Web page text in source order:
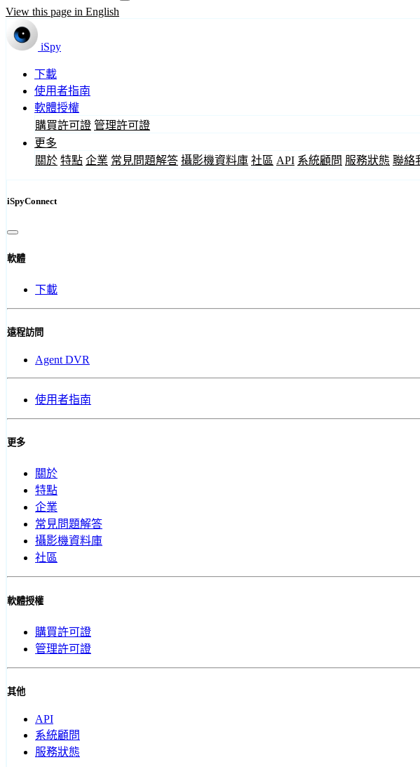
View this page in English
iSpy
下載
使用者指南
軟體授權
購買許可證 管理許可證
更多
關於 特點 企業 常見問題解答 攝影機資料庫 社區 API 系統顧問 服務狀態 聯絡
iSpyConnect
軟體
下載
遠程訪問
Agent DVR
使用者指南
更多
關於
特點
企業
常見問題解答
攝影機資料庫
社區
軟體授權
購買許可證
管理許可證
其他
API
系統顧問
服務狀態